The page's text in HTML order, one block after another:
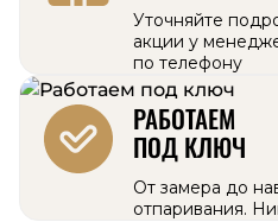
Уточняйте
акции у
по телефону
РАБОТАЕМ
ПОД КЛЮЧ
От замера до
отпаривания.